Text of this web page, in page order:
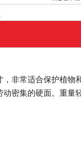
非常适合保护植物
密集的硬面。重量